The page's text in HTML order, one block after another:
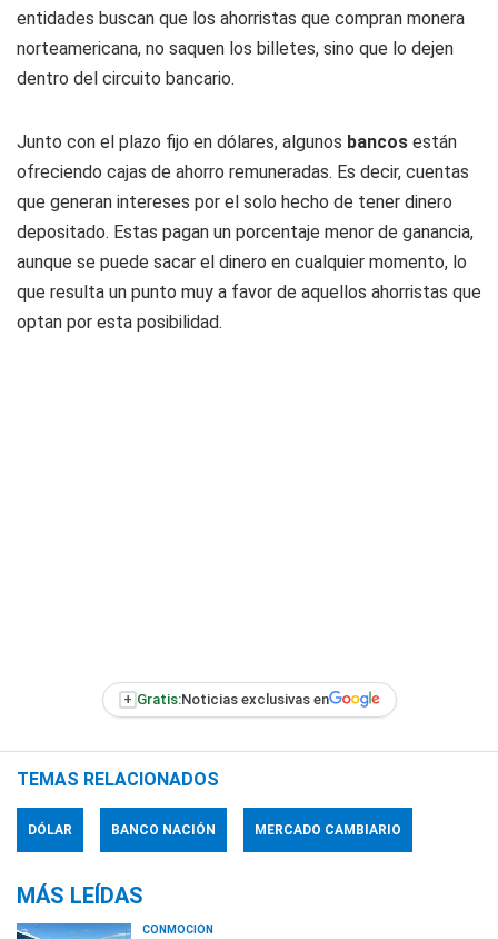
entidades buscan que los ahorristas que compran monera
norteamericana, no saquen los billetes, sino que lo dejen
dentro del circuito bancario.
Junto con el plazo fijo en dólares, algunos bancos están
ofreciendo cajas de ahorro remuneradas. Es decir, cuentas
que generan intereses por el solo hecho de tener dinero
depositado. Estas pagan un porcentaje menor de ganancia,
aunque se puede sacar el dinero en cualquier momento, lo
que resulta un punto muy a favor de aquellos ahorristas que
optan por esta posibilidad.
+ Gratis:Noticias exclusivas en
TEMAS RELACIONADOS
DÓLAR BANCO NACIÓN MERCADO CAMBIARIO
MÁS LEÍDAS
CONMOCIÓN